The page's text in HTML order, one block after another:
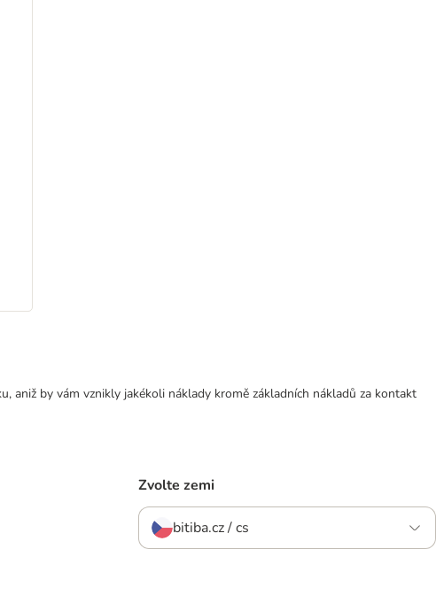
aniž by vám vznikly jakékoli náklady kromě základních nákladů za kontakt
Zvolte zemi
bitiba.cz / cs